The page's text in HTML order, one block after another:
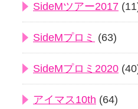
SideMツアー2017
SideMプロミ (63)
SideMプロミ2020
アイマス10th (64)